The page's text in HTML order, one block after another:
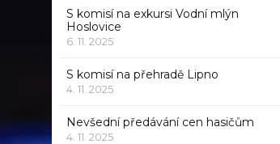
S komisí na exkursi Vodní mlýn
Hoslovice
6. 11. 2025
S komisí na přehradě Lipno
4. 11. 2025
Nevšední předávání cen hasičům
4. 11. 2025